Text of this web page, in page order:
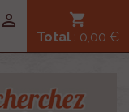
shopping_cart
Total : 0,00 €
